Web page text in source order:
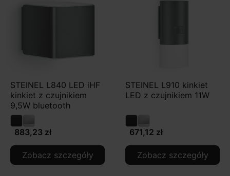
STEINEL L840 LED iHF
kinkiet z czujnikiem
9,5W bluetooth
883,23 zł
Zobacz szczegóły
STEINEL L910 kinkiet
LED z czujnikiem 11W
671,12 zł
Zobacz szczegóły